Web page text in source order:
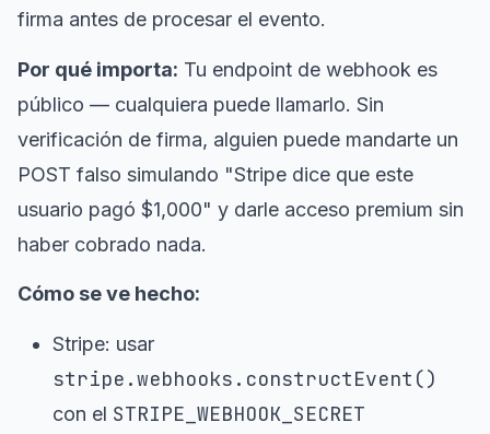
firma antes de procesar el evento.
Por qué importa: Tu endpoint de webhook es
público — cualquiera puede llamarlo. Sin
verificación de firma, alguien puede mandarte un
POST falso simulando "Stripe dice que este
usuario pagó $1,000" y darle acceso premium sin
haber cobrado nada.
Cómo se ve hecho:
Stripe: usar
stripe.webhooks.constructEvent()
con el STRIPE_WEBHOOK_SECRET